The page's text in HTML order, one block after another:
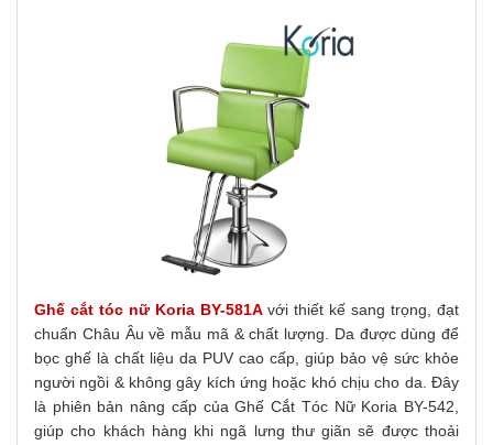
Ghế cắt tóc nữ Koria BY-581A với thiết kế sang trọng, đạt
chuẩn Châu Âu về mẫu mã & chất lượng. Da được dùng để
bọc ghế là chất liệu da PUV cao cấp, giúp bảo vệ sức khỏe
người ngồi & không gây kích ứng hoặc khó chịu cho da. Đây
là phiên bản nâng cấp của Ghế Cắt Tóc Nữ Koria BY-542,
giúp cho khách hàng khi ngã lưng thư giãn sẽ được thoải